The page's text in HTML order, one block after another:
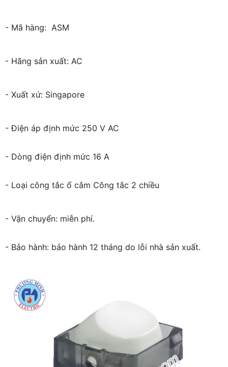
- Mã hàng: ASM
- Hãng sản xuất: AC
- Xuất xứ: Singapore
- Điện áp định mức 250 V AC
- Dòng điện định mức 16 A
- Loại công tắc ổ cắm Công tắc 2 chiều
- Vận chuyển: miễn phí.
- Bảo hành: bảo hành 12 tháng do lỗi nhà sản xuất.